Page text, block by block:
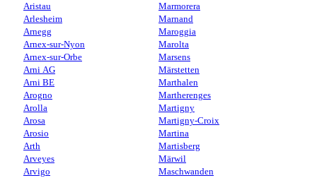
Aristau
Arlesheim
Arnegg
Arnex-sur-Nyon
Arnex-sur-Orbe
Arni AG
Arni BE
Arogno
Arolla
Arosa
Arosio
Arth
Arveyes
Arvigo
Marmorera
Marnand
Maroggia
Marolta
Marsens
Märstetten
Marthalen
Martherenges
Martigny
Martigny-Croix
Martina
Martisberg
Märwil
Maschwanden